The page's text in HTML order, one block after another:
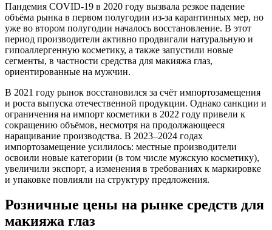
Пандемия COVID-19 в 2020 году вызвала резкое падение
объёма рынка в первом полугодии из-за карантинных мер, но
уже во втором полугодии началось восстановление. В этот
период производители активно продвигали натуральную и
гипоаллергенную косметику, а также запустили новые
сегменты, в частности средства для макияжа глаз,
ориентированные на мужчин.
В 2021 году рынок восстановился за счёт импортозамещения
и роста выпуска отечественной продукции. Однако санкции и
ограничения на импорт косметики в 2022 году привели к
сокращению объёмов, несмотря на продолжающееся
наращивание производства. В 2023–2024 годах
импортозамещение усилилось: местные производители
освоили новые категории (в том числе мужскую косметику),
увеличили экспорт, а изменения в требованиях к маркировке
и упаковке повлияли на структуру предложения.
Розничные цены на рынке средств для
макияжа глаз